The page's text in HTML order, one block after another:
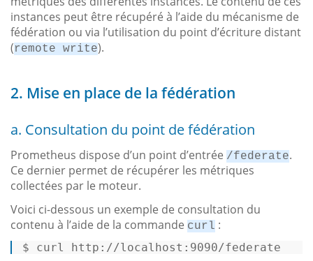
instances peut être récupéré à l’aide du mécanisme de
fédération ou via l’utilisation du point d’écriture distant
(remote write).
2. Mise en place de la fédération
a. Consultation du point de fédération
Prometheus dispose d’un point d’entrée /federate.
Ce dernier permet de récupérer les métriques
collectées par le moteur.
Voici ci-dessous un exemple de consultation du
contenu à l’aide de la commande curl :
$ curl http://localhost:9090/federate